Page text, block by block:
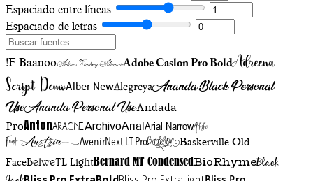
Espaciado entre líneas
Espaciado de letras
!F BaanooAdine Kirnberg AlternateAdobe Caslon Pro BoldAdreena
Script DemoAlber NewAlegreyaAnanda Black Personal
UseAnanda Personal UseAndada
ProAntonAracneArchivoArialArial NarrowArtistic
FriendAustriaAvenirNext LT ProBadelionBaskerville Old
FaceBelweTL LightBernard MT CondensedBioRhymeBlack